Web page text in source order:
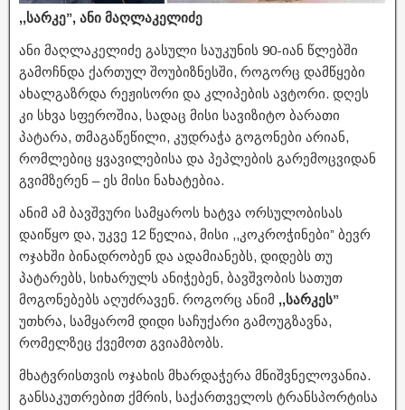
,,სარკე”, ანი მაღლაკელიძე
ანი მაღლაკელიძე გასული საუკუნის 90-იან წლებში
გამოჩნდა ქართულ შოუბიზნესში, როგორც დამწყები
ახალგაზრდა რეჟისორი და კლიპების ავტორი. დღეს
კი სხვა სფეროშია, სადაც მისი სავიზიტო ბარათი
პატარა, თმაგაწეწილი, კუდრაჭა გოგონები არიან,
რომლებიც ყვავილებისა და პეპლების გარემოცვიდან
გვიმზერენ – ეს მისი ნახატებია.
ანიმ ამ ბავშვური სამყაროს ხატვა ორსულობისას
დაიწყო და, უკვე 12 წელია, მისი ,,კოკროჭინები” ბევრ
ოჯახში ბინადრობენ და ადამიანებს, დიდებს თუ
პატარებს, სიხარულს ანიჭებენ, ბავშვობის სათუთ
მოგონებებს აღუძრავენ. როგორც ანიმ ,,სარკეს”
უთხრა, სამყარომ დიდი საჩუქარი გამოუგზავნა,
რომელზეც ქვემოთ გვიამბობს.
მხატვრისთვის ოჯახის მხარდაჭერა მნიშვნელოვანია.
განსაკუთრებით ქმრის, საქართველოს ტრანსპორტისა